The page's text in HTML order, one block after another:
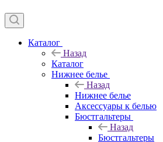
Каталог
Назад
Каталог
Нижнее белье
Назад
Нижнее белье
Аксессуары к белью
Бюстгальтеры
Назад
Бюстгальтеры